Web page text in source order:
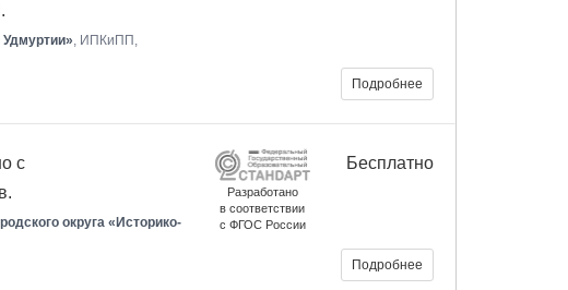
, ИПКиПП,
Подробнее
с
округа «Историко-
Разработано
в соответствии
с ФГОС России
Бесплатно
Подробнее